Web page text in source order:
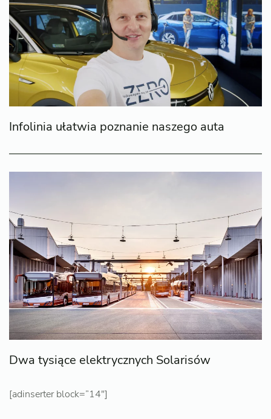
Infolinia ułatwia poznanie naszego auta
Dwa tysiące elektrycznych Solarisów
[adinserter block=”14″]